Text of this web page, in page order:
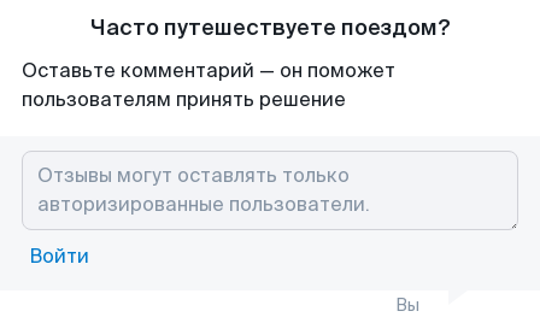
Часто путешествуете поездом?
Оставьте комментарий — он поможет
пользователям принять решение
Войти
Вы